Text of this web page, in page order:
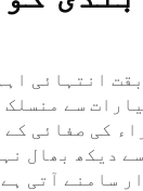
انتہائی
سے منسلک
کی صفائی
دیکھ بھال
سامنے آتی